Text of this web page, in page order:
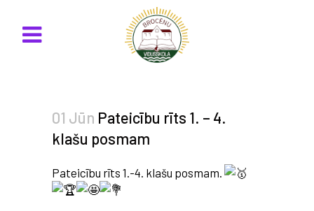
01 Jūn Pateicību rīts 1. – 4.
klašu posmam
Pateicību rīts 1.-4. klašu posmam.